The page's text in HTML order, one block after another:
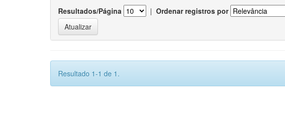
Resultados/Página | Ordenar registros por
Resultado 1-1 de 1.